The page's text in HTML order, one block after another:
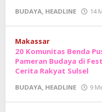
BUDAYA, HEADLINE 14
Makassar
20 Komunitas Benda
Pameran Budaya di
Cerita Rakyat Sulsel
BUDAYA, HEADLINE 9